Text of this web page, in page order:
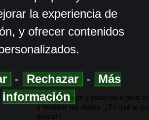
la experiencia de
y ofrecer contenidos
- Rechazar -
Más
información